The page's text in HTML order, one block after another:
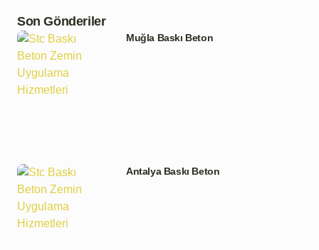
Son Gönderiler
Muğla Baskı Beton
Antalya Baskı Beton